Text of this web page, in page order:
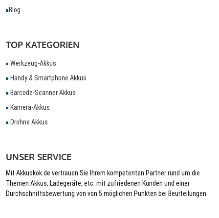
Blog
TOP KATEGORIEN
Werkzeug-Akkus
Handy & Smartphone Akkus
Barcode-Scanner Akkus
Kamera-Akkus
Drohne Akkus
UNSER SERVICE
Mit Akkuokok.de vertrauen Sie Ihrem kompetenten Partner rund um die
Themen Akkus, Ladegeräte, etc. mit zufriedenen Kunden und einer
Durchschnittsbewertung von von 5 möglichen Punkten bei Beurteilungen.